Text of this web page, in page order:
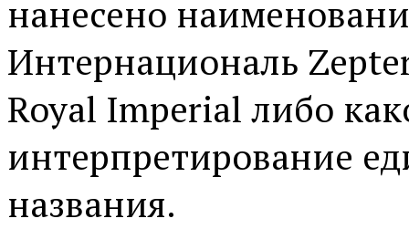
нанесено
Интернациональ
Royal Imperial либо
интерпретирование
названия.